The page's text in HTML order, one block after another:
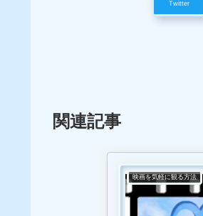
Twitter
関連記事
映画を気軽に観る方法